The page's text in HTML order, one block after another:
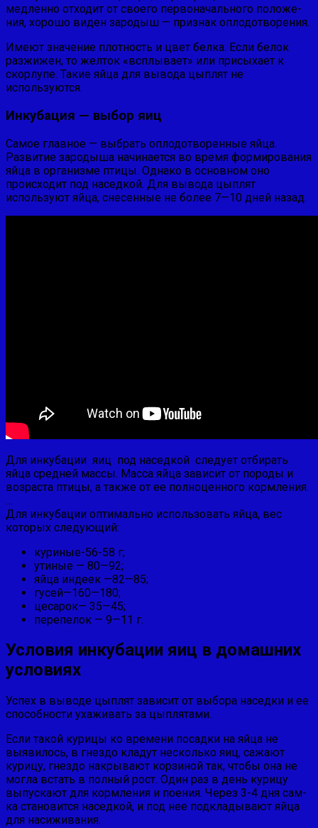
медленно отходит от своего первоначального положе­
ния, хорошо виден зародыш — признак оплодотворения.
Имеют значение плотность и цвет белка. Если белок
разжи­жен, то желток «всплывает» или присыхает к
скорлупе. Такие яйца для вывода цыплят не
используются.
Инкубация — выбор яиц
Самое главное — выбрать оплодотворенные яйца.
Развитие зародыша начинается во время формирования
яйца в организме птицы. Однако в основном оно
происходит под наседкой. Для вывода цыплят
используют яйца, снесенные не более 7—10 дней назад.
Для инкубации яиц под наседкой следует отбирать
яйца средней массы. Масса яйца зависит от породы и
возраста птицы, а также от ее полноценного кормления.
…
Для инкубации оптимально использовать яйца, вес
которых следующий:
куриные-56-58 г;
утиные — 80—92;
яйца индеек —82—85;
гусей—160—180;
цесарок— 35—45;
перепелок — 9—11 г.
Условия инкубации яиц в домашних
условиях
Успех в выводе цыплят зависит от выбора наседки и ее
способности ухаживать за цыплятами.
Если такой курицы ко вре­мени посадки на яйца не
выявилось, в гнездо кладут несколько яиц, сажают
курицу, гнездо накрывают корзиной так, чтобы она не
могла встать в полный рост. Один раз в день курицу
выпускают для кормления и поения. Через 3-4 дня сам­
ка становится наседкой, и под нее под­кладывают яйца
для насиживания.